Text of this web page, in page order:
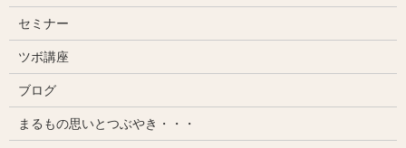
セミナー
ツボ講座
ブログ
まるもの思いとつぶやき・・・